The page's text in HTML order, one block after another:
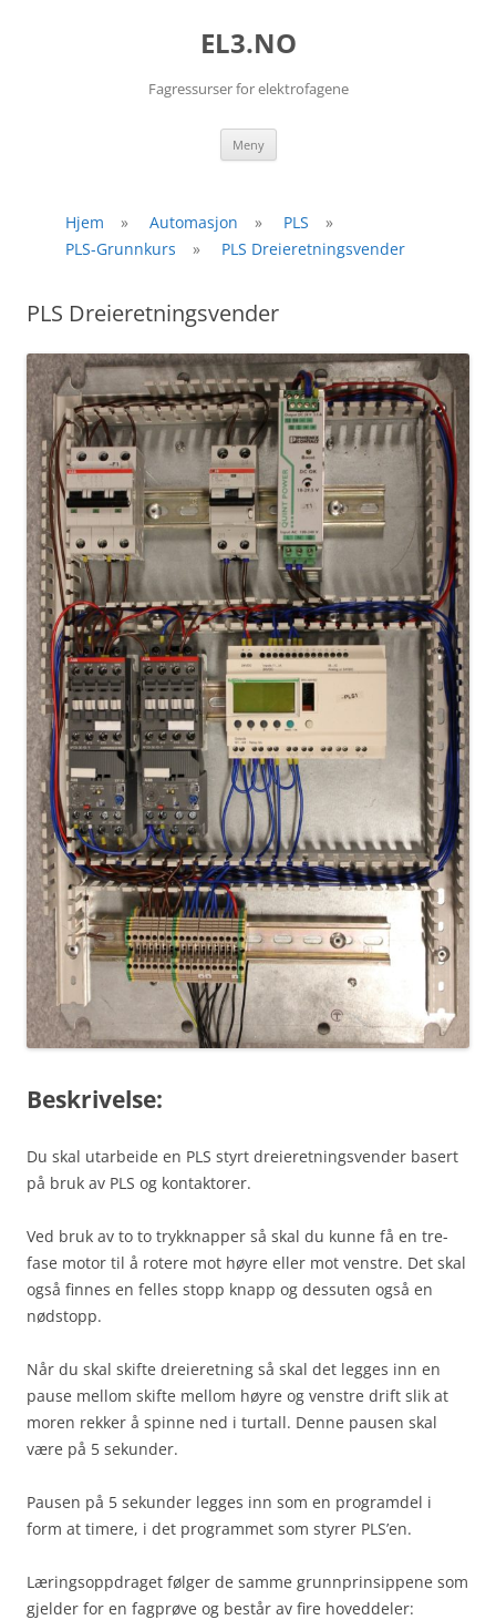
EL3.NO
Fagressurser for elektrofagene
Meny Hopp
innhold
Hjem » Automasjon » PLS
»
PLS-Grunnkurs
» PLS Dreieretningsvender
PLS Dreieretningsvender
Beskrivelse:
Du skal utarbeide en PLS styrt dreieretningsvender basert
på bruk av PLS og kontaktorer.
Ved bruk av to to trykknapper så skal du kunne få en tre-
fase motor til å rotere mot høyre eller mot venstre. Det skal
også finnes en felles stopp knapp og dessuten også en
nødstopp.
Når du skal skifte dreieretning så skal det legges inn en
pause mellom skifte mellom høyre og venstre drift slik at
moren rekker å spinne ned i turtall. Denne pausen skal
være på 5 sekunder.
Pausen på 5 sekunder legges inn som en programdel i
form at timere, i det programmet som styrer PLS’en.
Læringsoppdraget følger de samme grunnprinsippene som
gjelder for en fagprøve og består av fire hoveddeler: